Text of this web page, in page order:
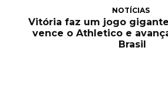
NOTÍCIAS
Vitória faz um jogo
vence o Athletico e
Brasil